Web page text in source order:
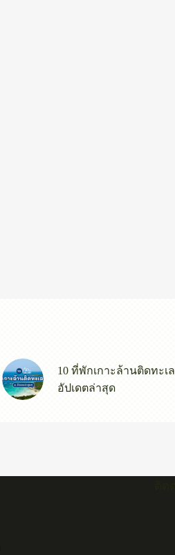
10 ที่พักเกาะล้านติดทะเล
อัปเดตล่าสุด